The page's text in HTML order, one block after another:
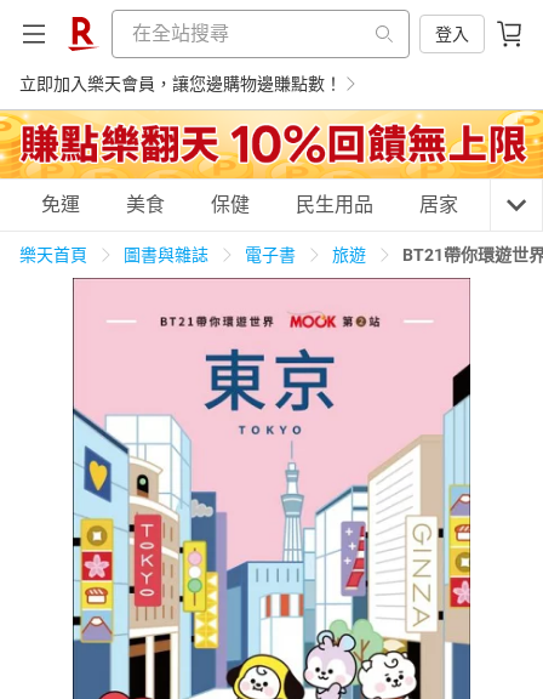
登入
立即加入樂天會員，讓您邊購物邊賺點數！
購物網分類
天天免運 美食蛋糕 養生保健 民生用品
居家生活 3C家電
女裝 化妝保養 情趣用品
日本購物 電子/紙本書
HOT
免運 美食 保健 民生用品 居家 3C
樂天首頁 圖書與雜誌 電子書 旅遊 BT21帶你環遊世